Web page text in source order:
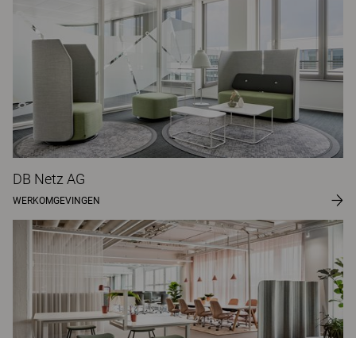
DB Netz AG
WERKOMGEVINGEN